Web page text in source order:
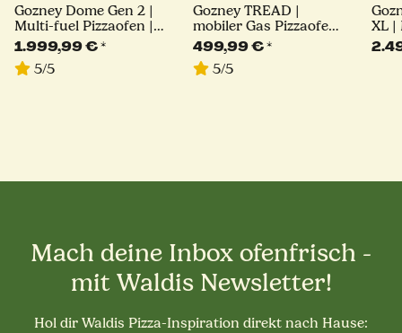
Gozney Dome Gen 2 |
Multi-fuel Pizzaofen |
schwarz oder creme
1.999,99 €*
5/5
Gozney TREAD |
mobiler Gas Pizzaofen
12" | schwarz oder
499,99 €*
5/5
XL |
Mach deine Inbox ofenfrisch -
mit Waldis Newsletter!
Hol dir Waldis Pizza-Inspiration direkt nach Hause: